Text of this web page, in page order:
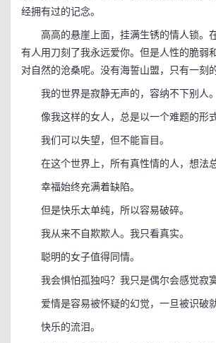
经拥有过的记念。
高高的悬崖上面，挂满生锈的情人锁。在
有人用刀刻了我永远爱你。但是人性的脆弱
对自然的沧桑呢。没有海誓山盟，只有一刻
我的世界是寂静无声的，容纳不下别人。
像我这样的女人，总是以一个难题的形式
我们可以失望，但不能盲目。
在这个世界上，所有真性情的人，想法总
幸福始终充满着缺陷。
但是快乐太单纯，所以容易破碎。
我从来不自欺欺人。我只看真实。
聪明的女子值得同情。
我会惧怕孤独吗？我只是偶尔会感觉寂寞
爱情是容易被怀疑的幻觉，一旦被识破就
快乐的流泪。